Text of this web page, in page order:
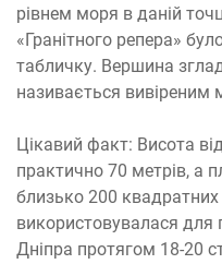
рівнем моря в даній
«Гранітного репера»
табличку. Вершина
називається вивіреним
Цікавий факт: Висота
практично 70 метрів, а
близько 200
використовувалася для
Дніпра протягом 18-20